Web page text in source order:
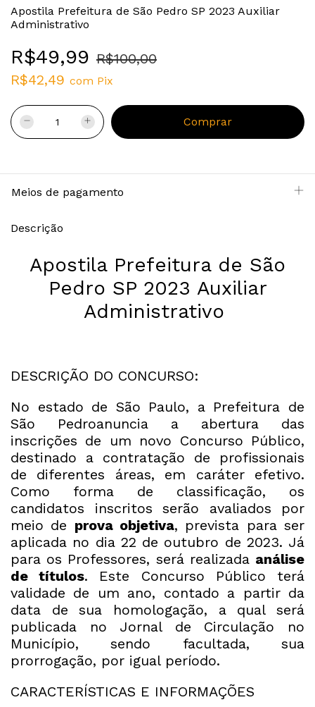
Apostila Prefeitura de São Pedro SP 2023 Auxiliar
Administrativo
R$49,99 R$100,00
R$42,49 com Pix
Meios de pagamento
Descrição
Apostila Prefeitura de São
Pedro SP 2023 Auxiliar
Administrativo
DESCRIÇÃO DO CONCURSO:
No estado de São Paulo, a Prefeitura de
São Pedroanuncia a abertura das
inscrições de um novo Concurso Público,
destinado a contratação de profissionais
de diferentes áreas, em caráter efetivo.
Como forma de classificação, os
candidatos inscritos serão avaliados por
meio de prova objetiva, prevista para ser
aplicada no dia 22 de outubro de 2023. Já
para os Professores, será realizada análise
de títulos. Este Concurso Público terá
validade de um ano, contado a partir da
data de sua homologação, a qual será
publicada no Jornal de Circulação no
Município, sendo facultada, sua
prorrogação, por igual período.
CARACTERÍSTICAS E INFORMAÇÕES